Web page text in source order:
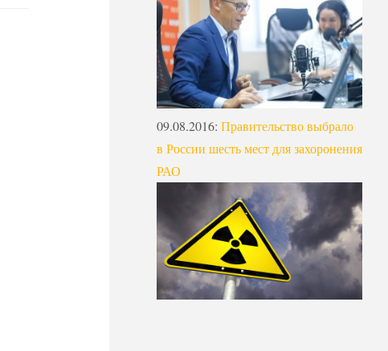
09.08.2016: Правительство выбрало
в России шесть мест для захоронения
РАО